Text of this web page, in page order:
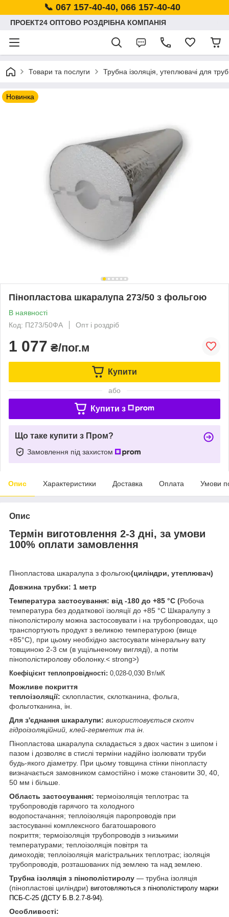
📞 067 157-40-40, 066 157-40-40
ПРОЕКТ24 ОПТОВО РОЗДРІБНА КОМПАНІЯ
Товари та послуги Трубна ізоляція, утеплювачі для труб
Новинка
Пінопластова шкаралупа 273/50 з фольгою
В наявності
Код: П273/50ФА
Опт і роздріб
1 077 ₴/пог.м
Купити
або
Купити з
Що таке купити з Пром?
Замовлення під захистом
Опис Характеристики Доставка Оплата Умови
Опис
Термін виготовлення 2-3 дні, за умови
100% оплати замовлення
Пінопластова шкаралупа з фольгою(циліндри, утеплювач)
Довжина трубки: 1 метр
Температура застосування: від -180 до +85 °С (Робоча
температура без додаткової ізоляції до +85 °С Шкаралупу з
пінополістиролу можна застосовувати і на трубопроводах, що
транспортують продукт з великою температурою (вище
+85°С), при цьому необхідно застосувати мінеральну вату
товщиною 2-3 см (в ущільненому вигляді), а потім
пінополістиролову оболонку.< strong>)
Коефіцієнт теплопровідності: 0,028-0,030 Вт/мК
Можливе покриття
теплоізоляції: склопластик, склотканина, фольга,
фольготканина, ін.
Для з'єднання шкаралупи: використовується скотч
гідроізоляційний, клей-герметик та ін.
Пінопластова шкаралупа складається з двох частин з шипом і
пазом і дозволяє в стислі терміни надійно ізолювати труби
будь-якого діаметру. При цьому товщина стінки пінопласту
визначається замовником самостійно і може становити 30, 40,
50 мм і більше.
Область застосування: термоізоляція теплотрас та
трубопроводів гарячого та холодного
водопостачання; теплоізоляція паропроводів при
застосуванні комплексного багатошарового
покриття; термоізоляція трубопроводів з низькими
температурами; теплоізоляція повітря та
димоходів; теплоізоляція магістральних теплотрас; ізоляція
трубопроводів, розташованих під землею та над землею.
Трубна ізоляція з пінополістиролу — трубна ізоляція
(пінопластові циліндри) виготовляються з пінополістиролу марки
ПСБ-С-25 (ДСТУ Б.В.2.7-8-94).
Особливості: